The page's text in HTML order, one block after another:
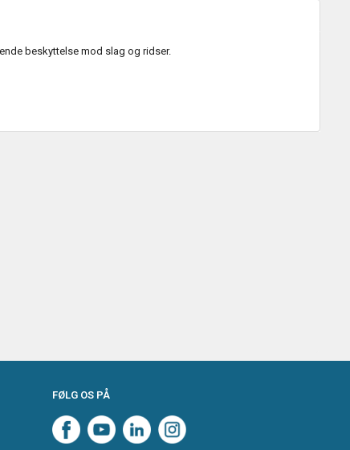
beskyttelse mod slag og ridser.
FØLG OS PÅ